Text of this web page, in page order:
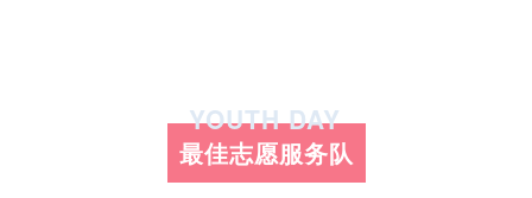
YOUTH DAY
最佳志愿服务队